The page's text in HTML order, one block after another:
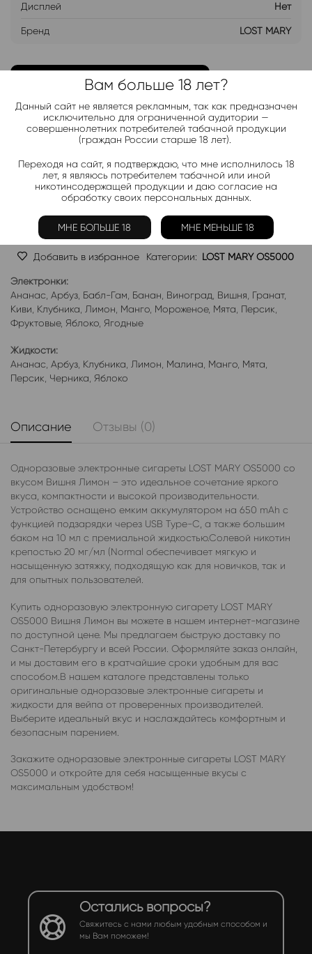
Дисплей Нет
Бренд LOST MARY
ДОБАВИТЬ В ЛИСТ ОЖИДАНИЯ
Хочу дешевле
Telegram-канал 2000+
Актуальные новинки и акции каждые день!
Добавить в избранное Категории: LOST MARY OS5000
Электронки:
Ананас Арбуз Бабл-Гам Банан Виноград Вишня Гранат,
Киви Клубника Лимон Манго Мороженое, Мята Персик
Фруктовые, Яблоко Ягодные
Жидкости:
Ананас Арбуз Клубника Лимон Малина Манго Мята
Персик Черника Яблоко
Описание Отзывы (0)
Одноразовые электронные сигареты LOST MARY OS5000 со
вкусом Вишня Лимон – это идеальное сочетание яркого
вкуса, компактности и высокой производительности.
Устройство оснащено емким аккумулятором на 650 mAh с
функцией подзарядки через USB Type-C, а также большим
баком на 10 мл с премиальной жидкостью.Солевой никотин
крепостью 20 мг/мл (Normal обеспечивает мягкую и
насыщенную затяжку, подходящую как для новичков, так и
для опытных пользователей.
Купить одноразовую электронную сигарету LOST MARY
OS5000 Вишня Лимон вы можете в нашем интернет-магазине
по доступной цене. Мы предлагаем быструю доставку по
Санкт-Петербургу и всей России. Оформляйте заказ онлайн,
и мы доставим его в кратчайшие сроки удобным для вас
способом.В нашем каталоге представлены только
оригинальные одноразовые электронные сигареты и
жидкости для вейпа от проверенных производителей.
Выберите идеальный вкус и наслаждайтесь комфортным и
безопасным парением.
Закажите одноразовые электронные сигареты LOST MARY
OS5000 и откройте для себя насыщенные вкусы с
максимальным удобством!
Остались вопросы?
Свяжитесь с нами любым удобным способом и
мы Вам поможем!
Вам больше 18 лет?
Данный сайт не является рекламным, так как предназначен
исключительно для ограниченной аудитории —
совершеннолетних потребителей табачной продукции
(граждан России старше 18 лет).
Переходя на сайт, я подтверждаю, что мне исполнилось 18
лет, я являюсь потребителем табачной или иной
никотинсодержащей продукции и даю согласие на
обработку своих персональных данных.
МНЕ БОЛЬШЕ 18 МНЕ МЕНЬШЕ 18